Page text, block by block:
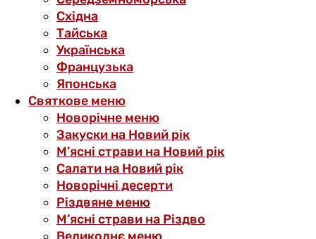
Східна
Тайська
Українська
Французька
Японська
Святкове меню
Новорічне меню
Закуски на Новий рік
М’ясні страви на Новий рік
Салати на Новий рік
Новорічні десерти
Різдвяне меню
М’ясні страви на Різдво